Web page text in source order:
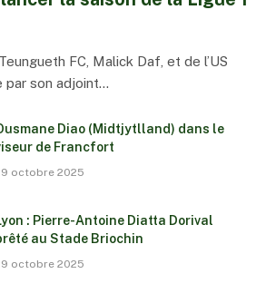
FC, Malick Daf, et de l’US
par son adjoint…
Diao (Midtjytlland) dans le
de Francfort
octobre 2025
: Pierre-Antoine Diatta Dorival
au Stade Briochin
octobre 2025